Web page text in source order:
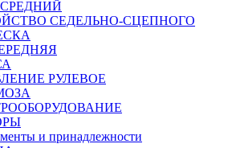
СЕДЕЛЬНО-СЦЕПНОГО
РУЛЕВОЕ
и принадлежности